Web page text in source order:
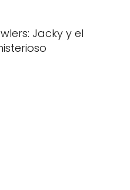
Jacky y el